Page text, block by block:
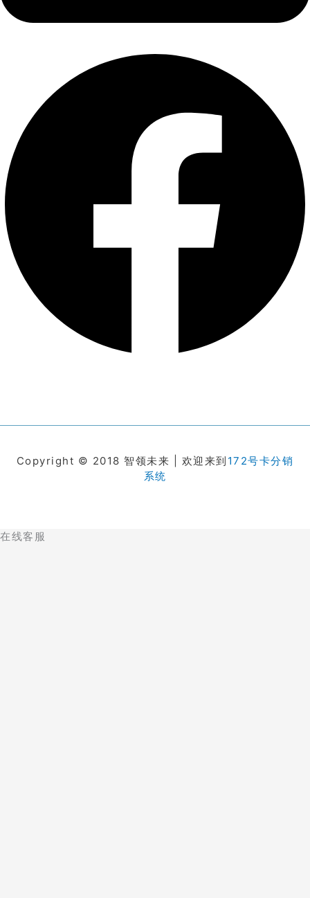
Copyright © 2018 智领未来 | 欢迎来到 172号卡分销
系统
在线客服